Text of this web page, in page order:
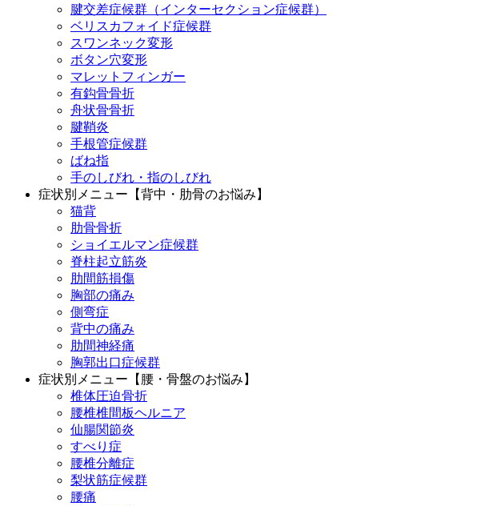
腱交差症候群（インターセクション症候群）
ベリスカフォイド症候群
スワンネック変形
ボタン穴変形
マレットフィンガー
有鈎骨骨折
舟状骨骨折
腱鞘炎
手根管症候群
ばね指
手のしびれ・指のしびれ
症状別メニュー【背中・肋骨のお悩み】
猫背
肋骨骨折
ショイエルマン症候群
脊柱起立筋炎
肋間筋損傷
胸部の痛み
側弯症
背中の痛み
肋間神経痛
胸郭出口症候群
症状別メニュー【腰・骨盤のお悩み】
椎体圧迫骨折
腰椎椎間板ヘルニア
仙腸関節炎
すべり症
腰椎分離症
梨状筋症候群
腰痛